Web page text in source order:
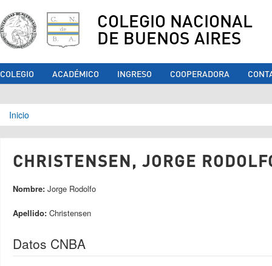
COLEGIO NACIONAL
DE BUENOS AIRES
COLEGIO ACADÉMICO INGRESO COOPERADORA
Se encuentra usted aquí
Inicio
CHRISTENSEN, JORGE
Nombre: Jorge Rodolfo
Apellido: Christensen
Datos CNBA